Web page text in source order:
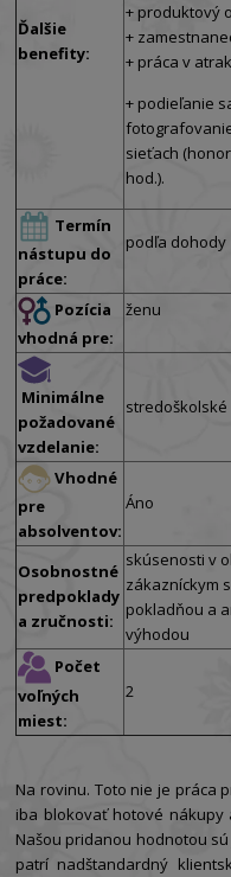
Ďalšie
benefity:
+ produktový
+
+ práca v
+ podieľanie
sieťach
hod.).
Termín
nástupu do
práce:
podľa dohody
Pozícia
vhodná pre:
ženu
Minimálne
požadované
vzdelanie:
Vhodné
pre
absolventov:
Áno
Osobnostné
predpoklady
a zručnosti:
skúsenosti v
zákazníckym
pokladňou a
výhodou
Počet
voľných
miest:
2
Na rovinu. Toto nie je práca
iba blokovať hotové nákupy
Našou pridanou hodnotou
patrí nadštandardný